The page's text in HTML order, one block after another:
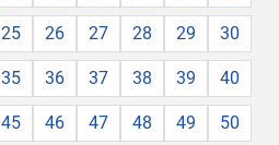
25 26 27 28 29 30
35 36 37 38 39 40
45 46 47 48 49 50